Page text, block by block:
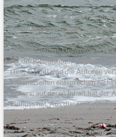
Alle in diesem Blog
den Autoren sorgfältig
geprüft. Inhaltliche und
auszuschließen. Deswegen
für die Richtigkeit im Sinne
(Text & Bild) sind die Autoren
Internetseiten entsprechen nicht
Autors; auf deren Inhalt hat der
Einfluss hat. Aus diesem Grund
Inhalte auch keine Gewähr